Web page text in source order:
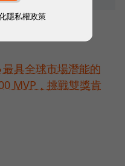
具全球市場潛能的
MVP，挑戰雙獎肯
隱私權政策